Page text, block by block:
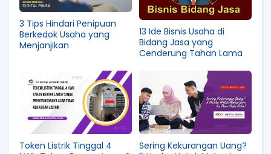
3 Tips Hindari Penipuan
Berkedok Usaha yang
Menjanjikan
13 Ide Bisnis Usaha di
Bidang Jasa yang
Cenderung Tahan Lama
Token Listrik Tinggal 4
Sering Kekurangan Uang?